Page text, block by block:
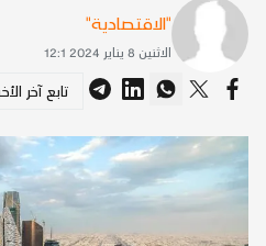
"الاقتصادية"
الاثنين 8 يناير 2024 12:1
تابع آخر